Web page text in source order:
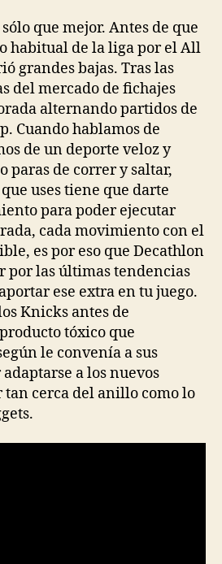
que mejor. Antes de que
habitual de la liga por el All
grandes bajas. Tras las
del mercado de fichajes
alternando partidos de
Cuando hablamos de
de un deporte veloz y
paras de correr y saltar,
uses tiene que darte
para poder ejecutar
cada movimiento con el
es por eso que Decathlon
por las últimas tendencias
ese extra en tu juego.
Knicks antes de
tóxico que
le convenía a sus
a los nuevos
tan cerca del anillo como lo